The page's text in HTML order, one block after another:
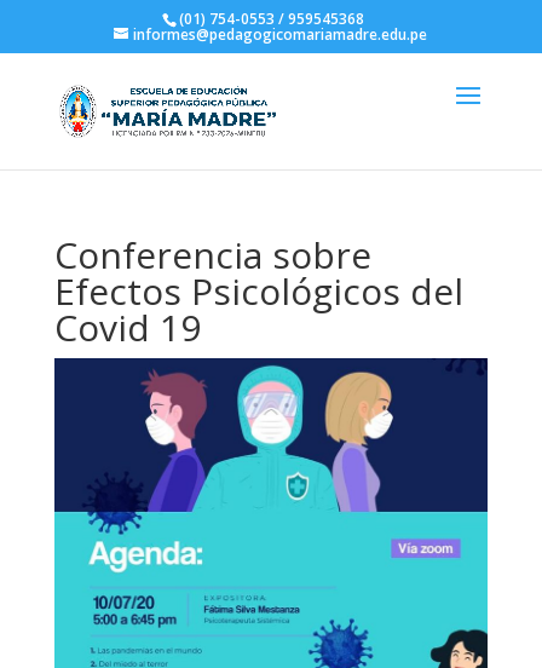
(01) 754-0553 / 959545368
informes@pedagogicomariamadre.edu.pe
Conferencia sobre
Efectos Psicológicos del
Covid 19